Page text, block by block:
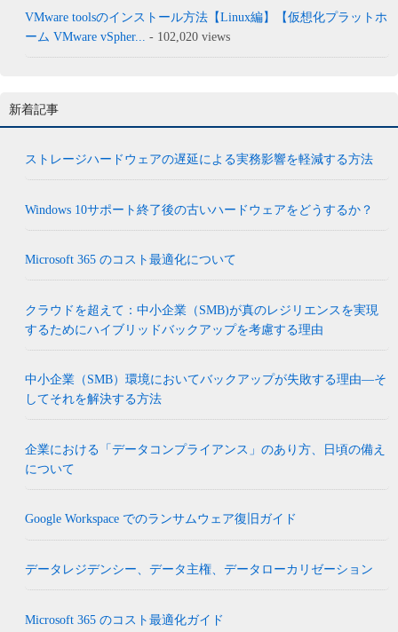
VMware toolsのインストール方法【Linux編】【仮想化プラットホ
ーム VMware vSpher... - 102,020 views
新着記事
ストレージハードウェアの遅延による実務影響を軽減する方法
Windows 10サポート終了後の古いハードウェアをどうするか？
Microsoft 365 のコスト最適化について
クラウドを超えて：中小企業（SMB)が真のレジリエンスを実現
するためにハイブリッドバックアップを考慮する理由
中小企業（SMB）環境においてバックアップが失敗する理由―そ
してそれを解決する方法
企業における「データコンプライアンス」のあり方、日頃の備え
について
Google Workspace でのランサムウェア復旧ガイド
データレジデンシー、データ主権、データローカリゼーション
Microsoft 365 のコスト最適化ガイド